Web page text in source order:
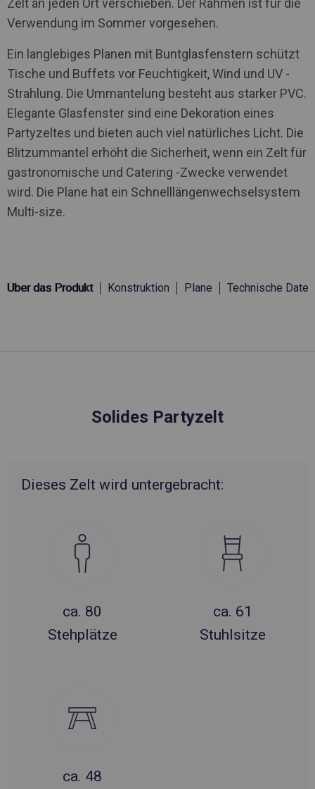
Zelt an jeden Ort verschieben. Der Rahmen ist für die
Verwendung im Sommer vorgesehen.
Ein langlebiges Planen mit Buntglasfenstern schützt
Tische und Buffets vor Feuchtigkeit, Wind und UV -
Strahlung. Die Ummantelung besteht aus starker PVC.
Elegante Glasfenster sind eine Dekoration eines
Partyzeltes und bieten auch viel natürliches Licht. Die
Blitzummantel erhöht die Sicherheit, wenn ein Zelt für
gastronomische und Catering -Zwecke verwendet
wird. Die Plane hat ein Schnelllängenwechselsystem
Multi-size.
Über das Produkt Konstruktion Plane Technische Daten
Solides Partyzelt
Dieses Zelt wird untergebracht:
ca. 80
Stehplätze
ca. 61
Stuhlsitze
ca. 48